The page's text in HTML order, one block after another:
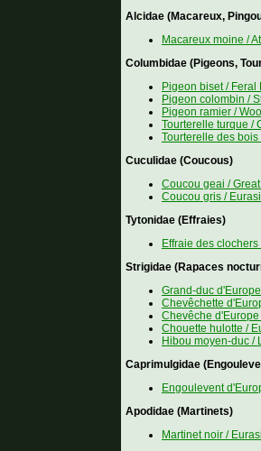
Alcidae (Macareux,
Macareux moine /
Columbidae (Pigeons,
Pigeon biset / Feral
Pigeon colombin /
Pigeon ramier /
Tourterelle turque /
Tourterelle des bois
Cuculidae (Coucous)
Coucou geai /
Coucou gris /
Tytonidae (Effraies)
Effraie des
Strigidae (Rapaces
Grand-duc
Chevêchette
Chevêche d'Europe
Chouette hulotte /
Hibou moyen-duc /
Caprimulgidae
Engoulevent
Apodidae (Martinets)
Martinet noir /